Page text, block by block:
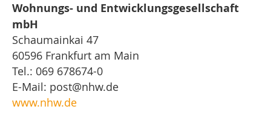
Wohnungs- und Entwicklungsgesellschaft
mbH
Schaumainkai 47
60596 Frankfurt am Main
Tel.: 069 678674-0
E-Mail: post@nhw.de
www.nhw.de